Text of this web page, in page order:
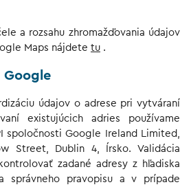
a rozsahu zhromažďovania údajov
Maps nájdete tu .
Google
údajov o adrese pri vytváraní
existujúcich adries používame
spoločnosti Google Ireland Limited,
Street, Dublin 4, Írsko. Validácia
zadané adresy z hľadiska
správneho pravopisu a v prípade